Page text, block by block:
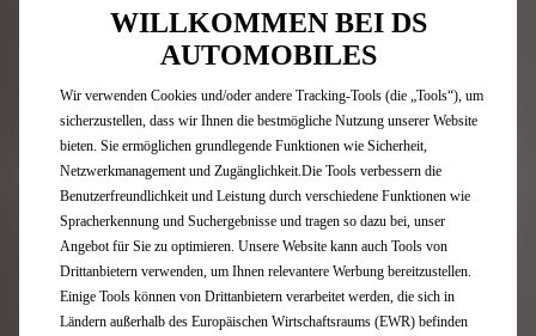
BREMSEN
WILLKOMMEN BEI DS
AUTOMOBILES
Wir verwenden Cookies und/oder andere Tracking-Tools (die „Tools“), um
sicherzustellen, dass wir Ihnen die bestmögliche Nutzung unserer Website
bieten. Sie ermöglichen grundlegende Funktionen wie Sicherheit,
Netzwerkmanagement und Zugänglichkeit.Die Tools verbessern die
Benutzerfreundlichkeit und Leistung durch verschiedene Funktionen wie
Spracherkennung und Suchergebnisse und tragen so dazu bei, unser
Angebot für Sie zu optimieren. Unsere Website kann auch Tools von
Drittanbietern verwenden, um Ihnen relevantere Werbung bereitzustellen.
Einige Tools können von Drittanbietern verarbeitet werden, die sich in
Ländern außerhalb des Europäischen Wirtschaftsraums (EWR) befinden